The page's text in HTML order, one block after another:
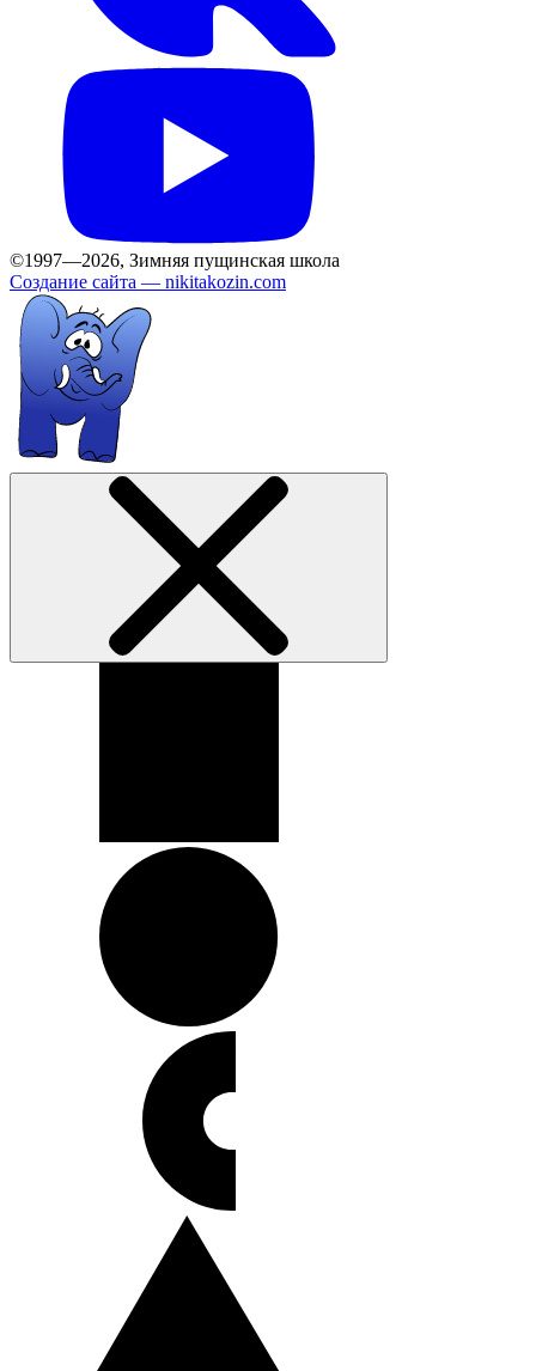
©1997—2026, Зимняя пущинская школа
Создание сайта — nikitakozin.com